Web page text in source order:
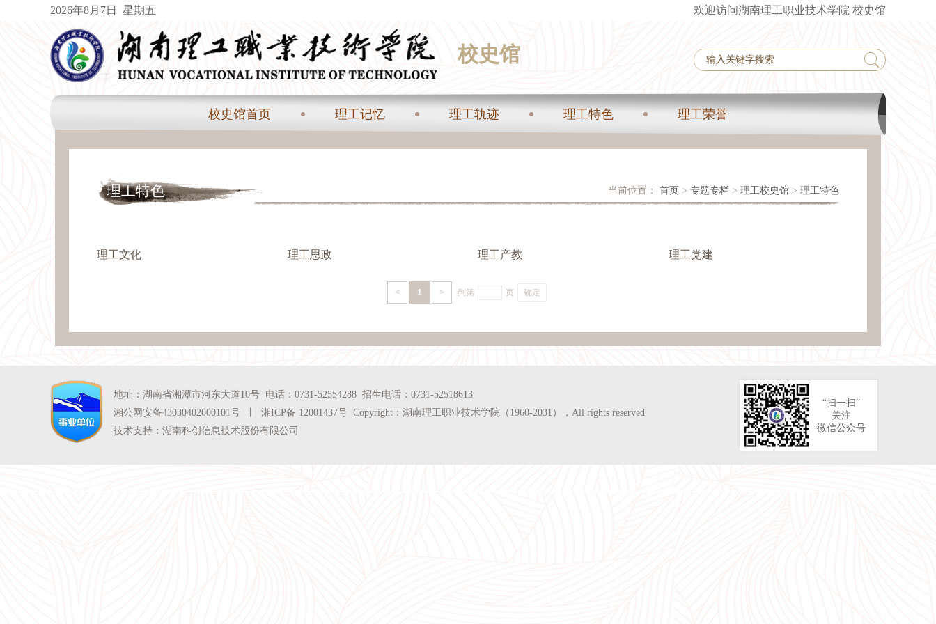
2026年8月7日 星期五 欢迎访问湖南理工职业技术学院 校史馆
校史馆
校史馆首页 理工记忆 理工轨迹 理工特色 理工荣誉
理工特色 当前位置： 首页 > 专题专栏 > 理工校史馆 > 理工特色
理工文化 理工思政 理工产教 理工党建
< 1 > 到第 页 确定
地址：湖南省湘潭市河东大道10号 电话：0731-52554288 招生电话：0731-52518613
湘公网安备43030402000101号 丨 湘ICP备 12001437号 Copyright：湖南理工职业技术学院（1960-2031），All rights reserved
技术支持：湖南科创信息技术股份有限公司
“扫一扫”
关注
微信公众号